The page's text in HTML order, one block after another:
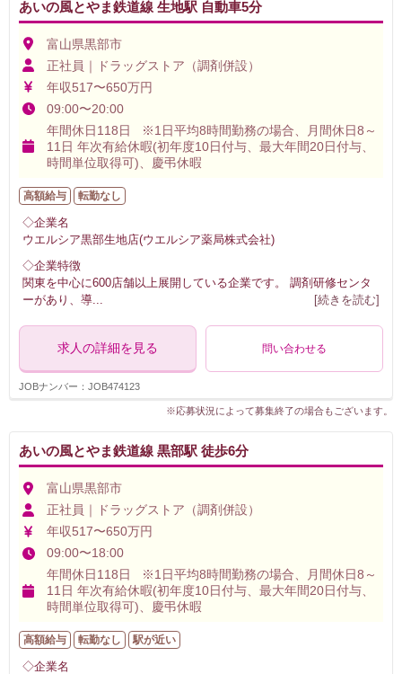
あいの風とやま鉄道線 生地駅 自動車5分
富山県黒部市
正社員｜ドラッグストア（調剤併設）
年収517〜650万円
09:00〜20:00
年間休日118日 ※1日平均8時間勤務の場合、月間休日8～
11日 年次有給休暇(初年度10日付与、最大年間20日付与、
時間単位取得可)、慶弔休暇
高額給与 転勤なし
◇企業名
ウエルシア黒部生地店(ウエルシア薬局株式会社)
◇企業特徴
関東を中心に600店舗以上展開している企業です。 調剤研修センタ
ーがあり、導
[続きを読む]
求人の詳細を見る 問い合わせる
JOBナンバー：JOB474123
※応募状況によって募集終了の場合もございます。
あいの風とやま鉄道線 黒部駅 徒歩6分
富山県黒部市
正社員｜ドラッグストア（調剤併設）
年収517〜650万円
09:00〜18:00
年間休日118日 ※1日平均8時間勤務の場合、月間休日8～
11日 年次有給休暇(初年度10日付与、最大年間20日付与、
時間単位取得可)、慶弔休暇
高額給与 転勤なし 駅が近い
◇企業名